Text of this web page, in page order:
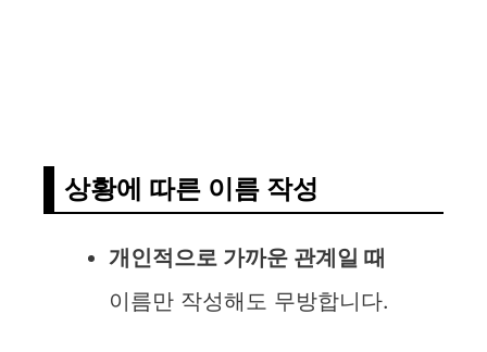
상황에 따른 이름 작성
개인적으로 가까운 관계일 때
이름만 작성해도 무방합니다.